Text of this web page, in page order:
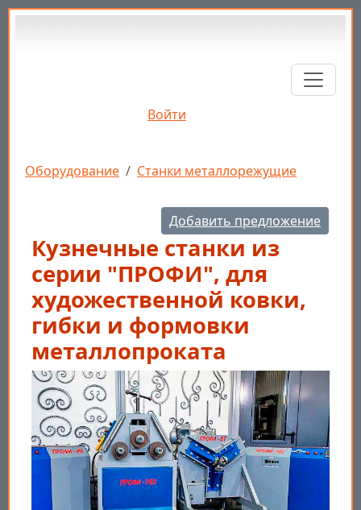
Перейти к основному содержанию
Войти
Строка навигации
Оборудование Станки металлорежущие
Добавить предложение
Кузнечные станки из
серии "ПРОФИ", для
художественной ковки,
гибки и формовки
металлопроката